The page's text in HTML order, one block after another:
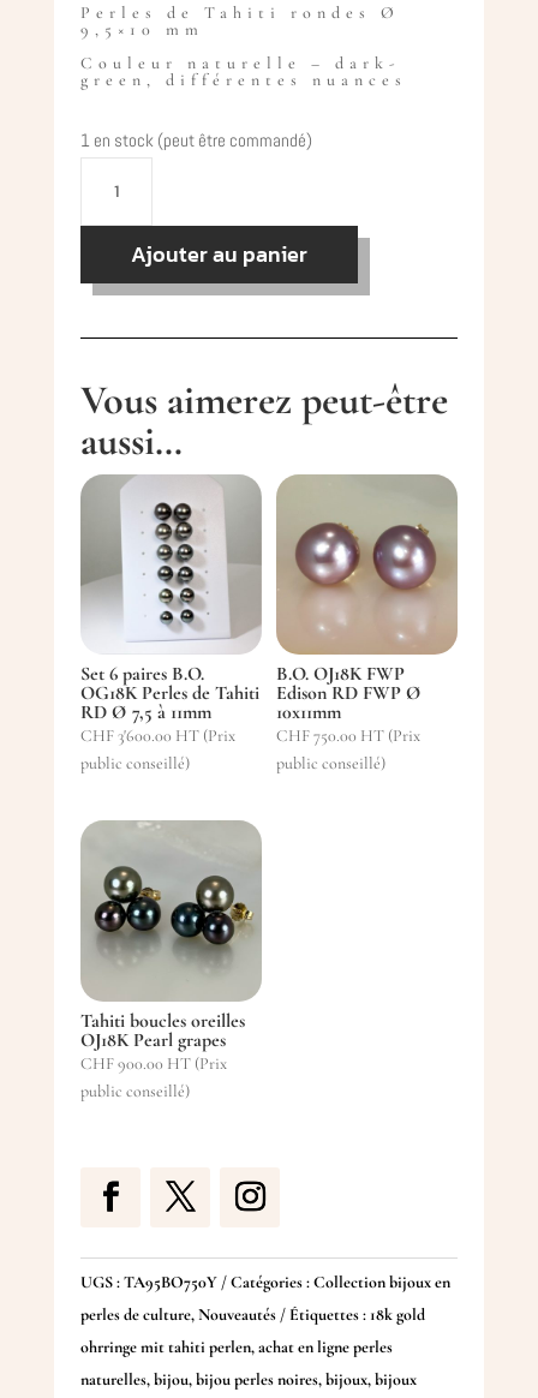
Perles de Tahiti rondes Ø
9,5×10 mm
Couleur naturelle – dark-
green, différentes nuances
1 en stock (peut être commandé)
boucles
d'oreilles
-
9.5x10
mm
Ajouter au panier
Vous aimerez peut-être
aussi…
Set 6 paires B.O.
OG18K Perles de Tahiti
RD Ø 7,5 à 11mm
CHF3'600.00 HT (Prix
public conseillé)
B.O. OJ18K FWP
Edison RD FWP Ø
10x11mm
CHF750.00 HT (Prix
public conseillé)
Tahiti boucles oreilles
OJ18K Pearl grapes
CHF900.00 HT (Prix
public conseillé)
UGS :TA95BO750Y Catégories :Collection bijoux en
perles de culture,Nouveautés Étiquettes : 18k gold
ohrringe mit tahiti perlen,achat en ligne perles
naturelles,bijou,bijou perles noires,bijoux,bijoux